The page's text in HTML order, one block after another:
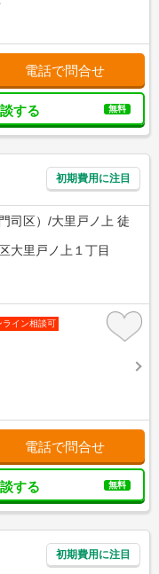
電話で問合せ
する 無料
初期費用に注目
司区）/大里戸ノ上 徒
大里戸ノ上１丁目
ライン相談可
電話で問合せ
する 無料
初期費用に注目